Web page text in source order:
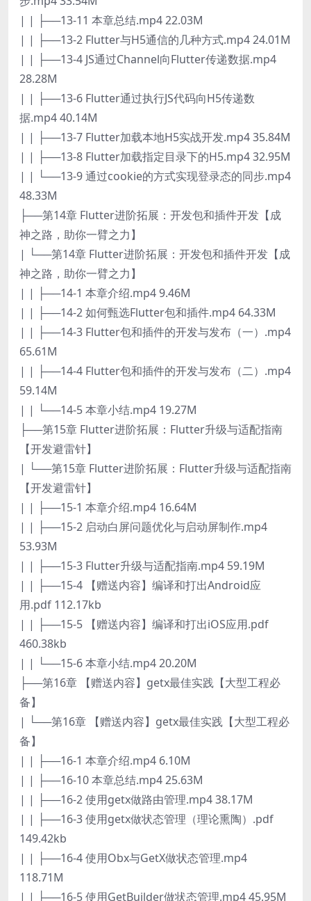
| | ├──13-11 本章总结.mp4 22.03M
| | ├──13-2 Flutter与H5通信的几种方式.mp4 24.01M
| | ├──13-4 JS通过Channel向Flutter传递数据.mp4
28.28M
| | ├──13-6 Flutter通过执行JS代码向H5传递数
据.mp4 40.14M
| | ├──13-7 Flutter加载本地H5实战开发.mp4 35.84M
| | ├──13-8 Flutter加载指定目录下的H5.mp4 32.95M
| | └──13-9 通过cookie的方式实现登录态的同步.mp4
48.33M
├──第14章 Flutter进阶拓展：开发包和插件开发【成
神之路，助你一臂之力】
| └──第14章 Flutter进阶拓展：开发包和插件开发【成
神之路，助你一臂之力】
| | ├──14-1 本章介绍.mp4 9.46M
| | ├──14-2 如何甄选Flutter包和插件.mp4 64.33M
| | ├──14-3 Flutter包和插件的开发与发布（一）.mp4
65.61M
| | ├──14-4 Flutter包和插件的开发与发布（二）.mp4
59.14M
| | └──14-5 本章小结.mp4 19.27M
├──第15章 Flutter进阶拓展：Flutter升级与适配指南
【开发避雷针】
| └──第15章 Flutter进阶拓展：Flutter升级与适配指南
【开发避雷针】
| | ├──15-1 本章介绍.mp4 16.64M
| | ├──15-2 启动白屏问题优化与启动屏制作.mp4
53.93M
| | ├──15-3 Flutter升级与适配指南.mp4 59.19M
| | ├──15-4 【赠送内容】编译和打出Android应
用.pdf 112.17kb
| | ├──15-5 【赠送内容】编译和打出iOS应用.pdf
460.38kb
| | └──15-6 本章小结.mp4 20.20M
├──第16章 【赠送内容】getx最佳实践【大型工程必
备】
| └──第16章 【赠送内容】getx最佳实践【大型工程必
备】
| | ├──16-1 本章介绍.mp4 6.10M
| | ├──16-10 本章总结.mp4 25.63M
| | ├──16-2 使用getx做路由管理.mp4 38.17M
| | ├──16-3 使用getx做状态管理（理论熏陶）.pdf
149.42kb
| | ├──16-4 使用Obx与GetX做状态管理.mp4
118.71M
| | ├──16-5 使用GetBuilder做状态管理.mp4 45.95M